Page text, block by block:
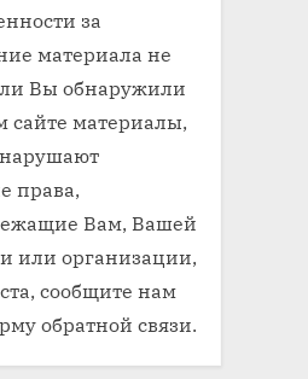
за
материала не
Вы обнаружили
сайте материалы,
права,
Вам, Вашей
или организации,
сообщите нам
обратной связи.